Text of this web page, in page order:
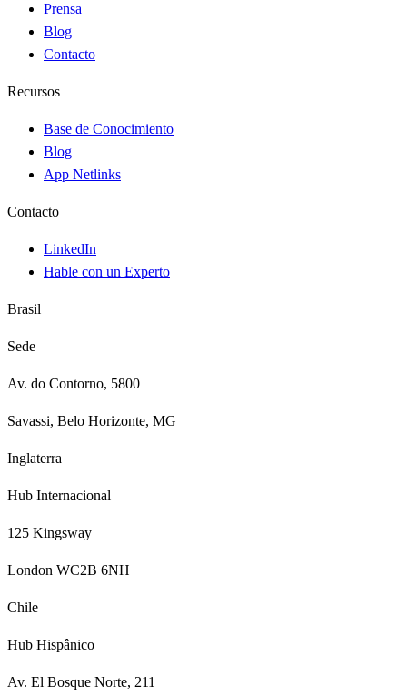
Prensa
Blog
Contacto
Recursos
Base de Conocimiento
Blog
App Netlinks
Contacto
LinkedIn
Hable con un Experto
Brasil
Sede
Av. do Contorno, 5800
Savassi, Belo Horizonte, MG
Inglaterra
Hub Internacional
125 Kingsway
London WC2B 6NH
Chile
Hub Hispânico
Av. El Bosque Norte, 211